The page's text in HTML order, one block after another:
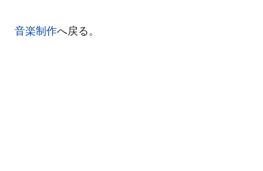
音楽制作へ戻る。